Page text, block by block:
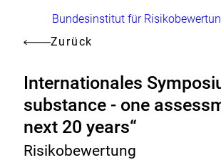
Brotkrumennavigation
Bundesinstitut für
Zurück
Internationales
substance - one
next 20 years“
Risikobewertung